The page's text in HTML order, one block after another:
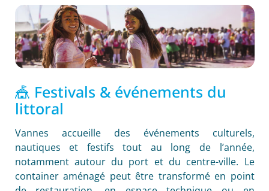
🎪 Festivals & événements du
littoral
Vannes accueille des événements culturels,
nautiques et festifs tout au long de l’année,
notamment autour du port et du centre-ville. Le
container aménagé peut être transformé en point